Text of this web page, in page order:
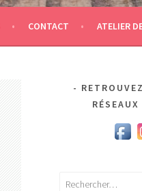
CONTACT ATELIER
Rechercher :